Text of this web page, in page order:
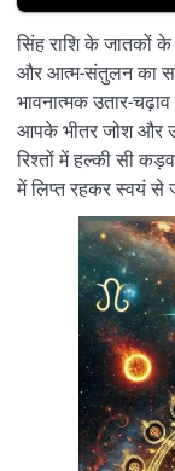
सिंह राशि के जातकों के
और आत्म-संतुलन का
भावनात्मक उतार-
आपके भीतर जोश और
रिश्तों में हल्की सी
में लिप्त रहकर स्वयं से